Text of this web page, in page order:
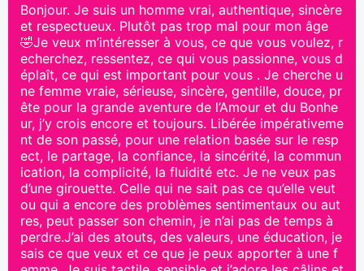
Bonjour. Je suis un homme vrai, authentique, sincère
et respectueux. Plutôt pas trop mal pour mon âge
🤣Je veux m’intéresser à vous, ce que vous voulez, r
echerchez, ressentez, ce qui vous passionne, vous d
éplaît, ce qui est important pour vous . Je cherche u
ne femme vraie, sérieuse, sincère, gentille, douce, pr
ête pour la grande aventure de l’Amour et du Bonhe
ur, j’y crois encore et toujours. Libérée impérativeme
nt de son passé, pour une relation basée sur le resp
ect, le partage, la confiance, la sincérité, la commun
ication, la complicité, la fluidité etc. Je ne veux pas
d’une girouette. Celle qui ne sait pas ce qu’elle veut
ou qui a encore des problèmes sentimentaux ou aut
res, peut passer son chemin, je n’ai pas de temps à
perdre.J’ai des atouts, des valeurs, une éducation, je
sais ce que veux et ce que je peux apporter à une f